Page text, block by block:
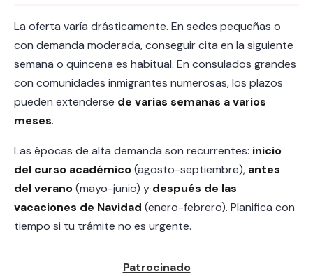
La oferta varía drásticamente. En sedes pequeñas o
con demanda moderada, conseguir cita en la siguiente
semana o quincena es habitual. En consulados grandes
con comunidades inmigrantes numerosas, los plazos
pueden extenderse de varias semanas a varios
meses.
Las épocas de alta demanda son recurrentes: inicio
del curso académico(agosto-septiembre), antes
del verano(mayo-junio) y después de las
vacaciones de Navidad (enero-febrero). Planifica con
tiempo si tu trámite no es urgente.